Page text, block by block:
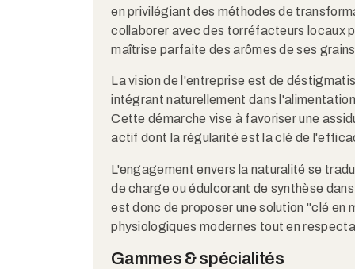
en privilégiant des méthodes de
collaborer avec des torréfacteurs locaux
maîtrise parfaite des arômes de ses
La vision de l'entreprise est de
intégrant naturellement dans
Cette démarche vise à favoriser une
actif dont la régularité est la clé de
L'engagement envers la naturalité se
de charge ou édulcorant de synthèse
est donc de proposer une solution "clé en
physiologiques modernes tout en
Gammes & spécialités